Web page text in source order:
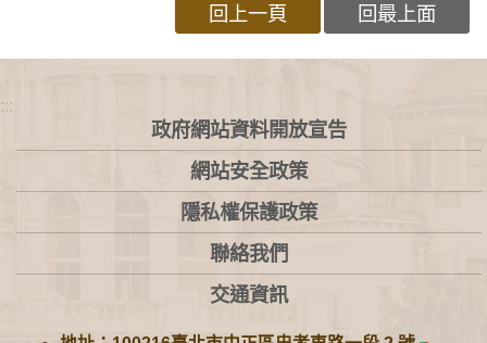
回上一頁 回最上面
:::
政府網站資料開放宣告
網站安全政策
隱私權保護政策
聯絡我們
交通資訊